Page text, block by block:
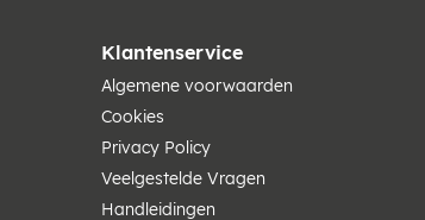
Klantenservice
Algemene voorwaarden
Cookies
Privacy Policy
Veelgestelde Vragen
Handleidingen